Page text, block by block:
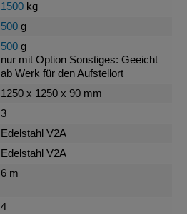
1500 kg
500 g
500 g
nur mit Option Sonstiges: Geeicht
ab Werk für den Aufstellort
1250 x 1250 x 90 mm
3
Edelstahl V2A
Edelstahl V2A
6 m
4